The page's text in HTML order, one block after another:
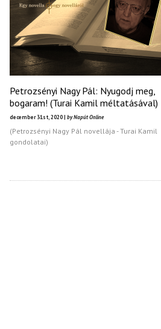
Petrozsényi Nagy Pál: Nyugodj meg,
bogaram! (Turai Kamil méltatásával)
december 31st, 2020 | by Napút Online
(Petrozsényi Nagy Pál novellája - Turai Kamil
gondolatai)